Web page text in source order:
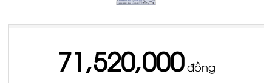
71,520,000đồng